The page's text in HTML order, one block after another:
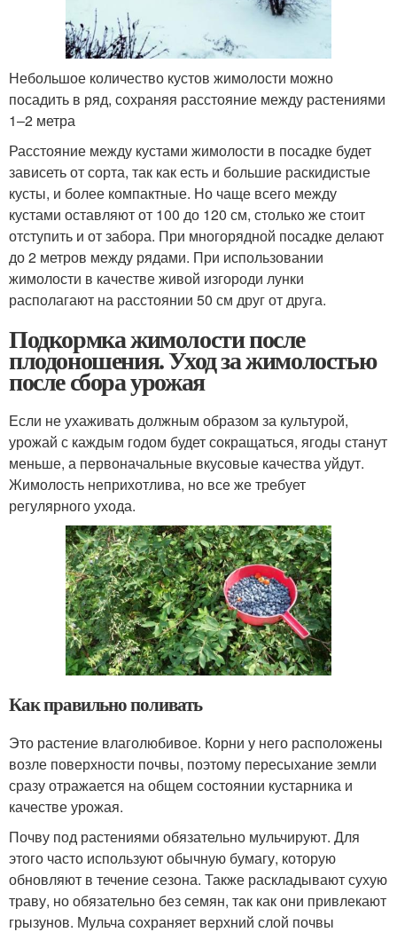
Небольшое количество кустов жимолости можно
посадить в ряд, сохраняя расстояние между растениями
1–2 метра
Расстояние между кустами жимолости в посадке будет
зависеть от сорта, так как есть и большие раскидистые
кусты, и более компактные. Но чаще всего между
кустами оставляют от 100 до 120 см, столько же стоит
отступить и от забора. При многорядной посадке делают
до 2 метров между рядами. При использовании
жимолости в качестве живой изгороди лунки
располагают на расстоянии 50 см друг от друга.
Подкормка жимолости после
плодоношения. Уход за жимолостью
после сбора урожая
Если не ухаживать должным образом за культурой,
урожай с каждым годом будет сокращаться, ягоды станут
меньше, а первоначальные вкусовые качества уйдут.
Жимолость неприхотлива, но все же требует
регулярного ухода.
Как правильно поливать
Это растение влаголюбивое. Корни у него расположены
возле поверхности почвы, поэтому пересыхание земли
сразу отражается на общем состоянии кустарника и
качестве урожая.
Почву под растениями обязательно мульчируют. Для
этого часто используют обычную бумагу, которую
обновляют в течение сезона. Также раскладывают сухую
траву, но обязательно без семян, так как они привлекают
грызунов. Мульча сохраняет верхний слой почвы